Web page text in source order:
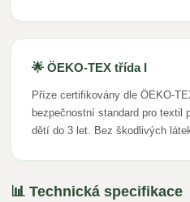
🌟 ÖEKO-TEX třída I
Příze certifikovány dle ÖEKO-
bezpečnostní standard pro
dětí do 3 let. Bez škodlivých
📊 Technická specifikace